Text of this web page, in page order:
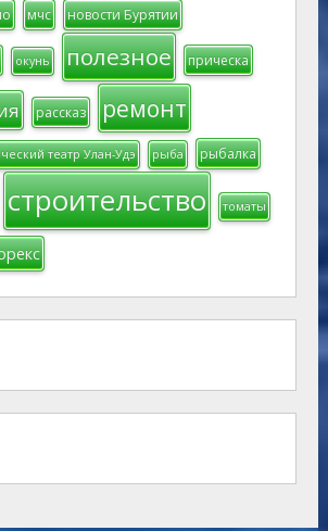
мчс новости Бурятии
окунь полезное прическа
рассказ ремонт
театр Улан-Удэ рыба рыбалка
строительство томаты